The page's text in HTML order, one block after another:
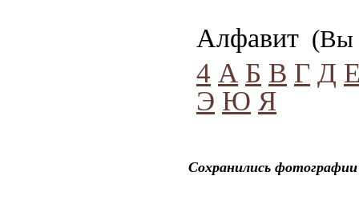
Алфавит (Вы
4 А Б В Г Д
Э Ю Я
Сохранились